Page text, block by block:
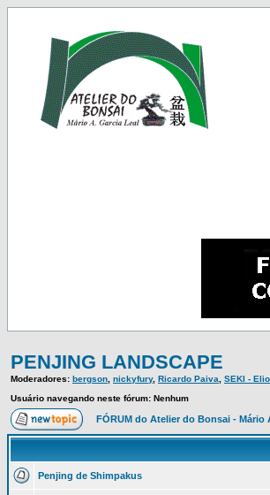
PENJING LANDSCAPE
Moderadores: bergson nickyfury, Ricardo Paiva SEKI -
Usuário navegando neste fórum: Nenhum
FÓRUM do Atelier do Bonsai - Mário
Penjing de Shimpakus